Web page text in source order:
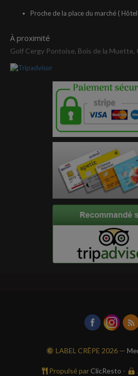
Proche de la place du marché (
À proximité
Golf Cergy Pontoise, Bois de la Muette,
LABEL CRÊPE 2026 —
Propulsé par ClicResto -